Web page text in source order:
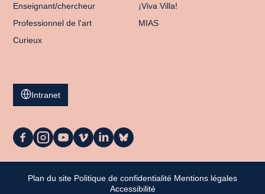
Enseignant/chercheur
Professionnel de l'art
Curieux
¡Viva Villa!
MIAS
Intranet
La
sur
Facebook
La
sur
Instagram
La
sur
Youtube
La
sur
Vimeo
La
sur
LinkedIn
La
sur
Bluesky
Plan du site Politique de confidentialité Mentions légales
Accessibilité